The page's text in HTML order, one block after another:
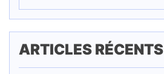
ARTICLES RÉCENTS